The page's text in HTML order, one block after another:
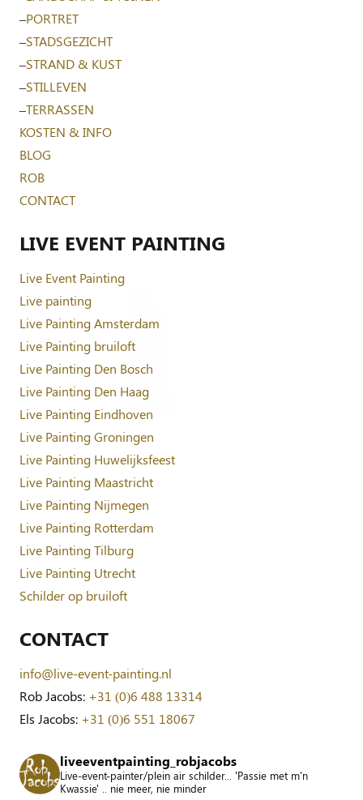
–PORTRET
–STADSGEZICHT
–STRAND & KUST
–STILLEVEN
–TERRASSEN
KOSTEN & INFO
BLOG
ROB
CONTACT
LIVE EVENT PAINTING
Live Event Painting
Live painting
Live Painting Amsterdam
Live Painting bruiloft
Live Painting Den Bosch
Live Painting Den Haag
Live Painting Eindhoven
Live Painting Groningen
Live Painting Huwelijksfeest
Live Painting Maastricht
Live Painting Nijmegen
Live Painting Rotterdam
Live Painting Tilburg
Live Painting Utrecht
Schilder op bruiloft
CONTACT
info@live-event-painting.nl
Rob Jacobs: +31 (0)6 488 13314
Els Jacobs: +31 (0)6 551 18067
liveeventpainting_robjacobs
Live-event-painter/plein air schilder... 'Passie met m'n
Kwassie' .. nie meer, nie minder